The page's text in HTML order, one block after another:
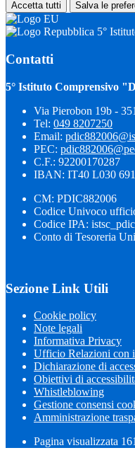
Accetta tutti Salva le
5°
Contatti
5° Istituto Comprensivo
Via Pierobon 19b -
Tel: 049 8207250
Email:
PEC:
C.F.: 92200170287
IBAN: IT40 L030
CM: PDIC882006
Codice Univoco
Codice IPA:
Conto di Tesoreria
Sezione Link Utili
Cookie policy
Note legali
Informativa Privacy
Ufficio Relazioni con
Dichiarazione di
Obiettivi di
Whistleblowing
Gestione consensi
Amministrazione
Pagina visualizzata